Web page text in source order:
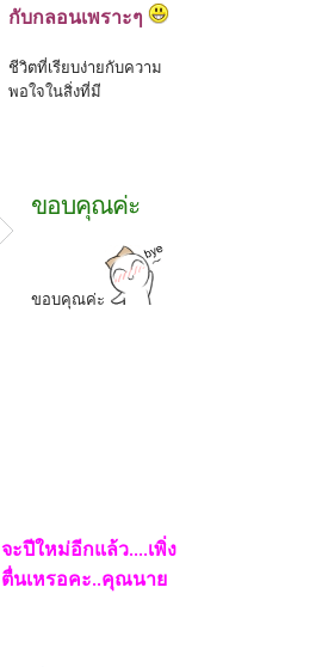
กับกลอนเพราะๆ
ชีวิตที่เรียบง่ายกับความ
พอใจในสิ่งที่มี
ขอบคุณค่ะ
ขอบคุณค่ะ
จะปีใหม่อีกแล้ว....เพิ่ง
ตื่นเหรอคะ..คุณนาย